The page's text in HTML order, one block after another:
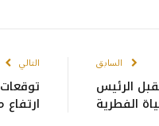
السابق
الرئيس
الفطرية
التالي
ارتفاع